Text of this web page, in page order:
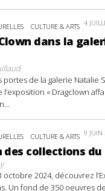
CULTURE & ARTS 4
dans la
portes de la galerie Natalie
l’exposition « Dragclown
CULTURE & ARTS 9 JUIN
des collections du
octobre 2024, découvrez
Un fond de 350 oeuvres